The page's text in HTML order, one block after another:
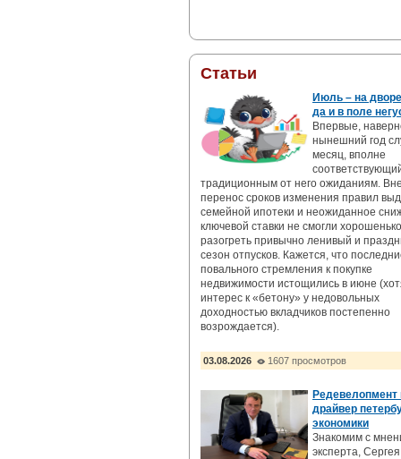
Статьи
Июль – на
да и в поле
Впервые,
нынешний год
месяц, вполне
традиционным от него ожиданиям.
перенос сроков изменения правил
семейной ипотеки и неожиданное
ключевой ставки не смогли хорошенько
разогреть привычно ленивый и
сезон отпусков. Кажется, что
повального стремления к покупке
недвижимости истощились в июне
интерес к «бетону» у недовольных
доходностью вкладчиков постепенно
возрождается).
03.08.2026 1607 просмотров
Редевелопмент
драйвер
экономики
Знакомим с
эксперта, Сергея